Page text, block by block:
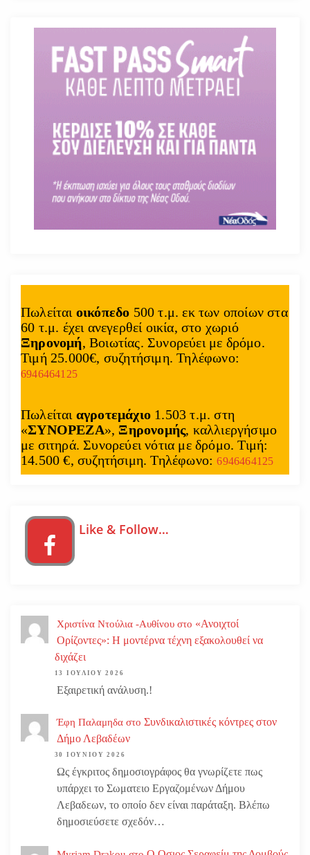
Πωλείται οικόπεδο 500 τ.μ. εκ των οποίων στα
60 τ.μ. έχει ανεγερθεί οικία, στο χωριό
Ξηρονομή, Βοιωτίας. Συνορεύει με δρόμο.
Τιμή 25.000€, συζητήσιμη. Τηλέφωνο:
6946464125
Πωλείται αγροτεμάχιο 1.503 τ.μ. στη
«ΣΥΝΟΡΕΖΑ», Ξηρονομής, καλλιεργήσιμο
με σιτηρά. Συνορεύει νότια με δρόμο. Τιμή:
14.500 €, συζητήσιμη. Τηλέφωνο:6946464125
Like & Follow…
Χριστίνα Ντούλια -Αυθίνου στο «Ανοιχτοί
Ορίζοντες»: Η μοντέρνα τέχνη εξακολουθεί να
διχάζει
13 ΙΟΥΛΊΟΥ 2026
Εξαιρετική ανάλυση.!
Έφη Παλαμηδα στο Συνδικαλιστικές κόντρες στον
Δήμο Λεβαδέων
30 ΙΟΥΝΊΟΥ 2026
Ως έγκριτος δημοσιογράφος θα γνωρίζετε πως
υπάρχει το Σωματειο Εργαζομένων Δήμου
Λεβαδεων, το οποίο δεν είναι παράταξη. Βλέπω
δημοσιεύσετε σχεδόν…